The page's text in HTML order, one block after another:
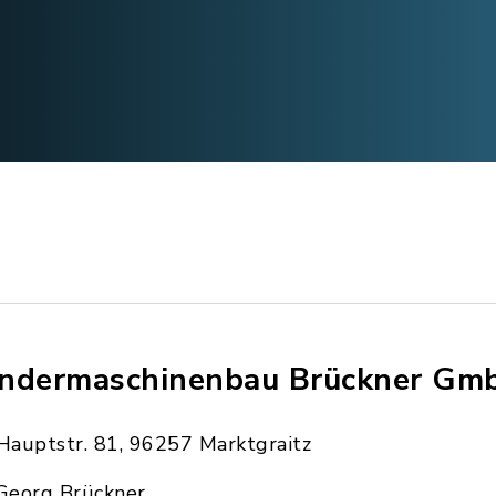
Brückner
81, 96257 Marktgraitz